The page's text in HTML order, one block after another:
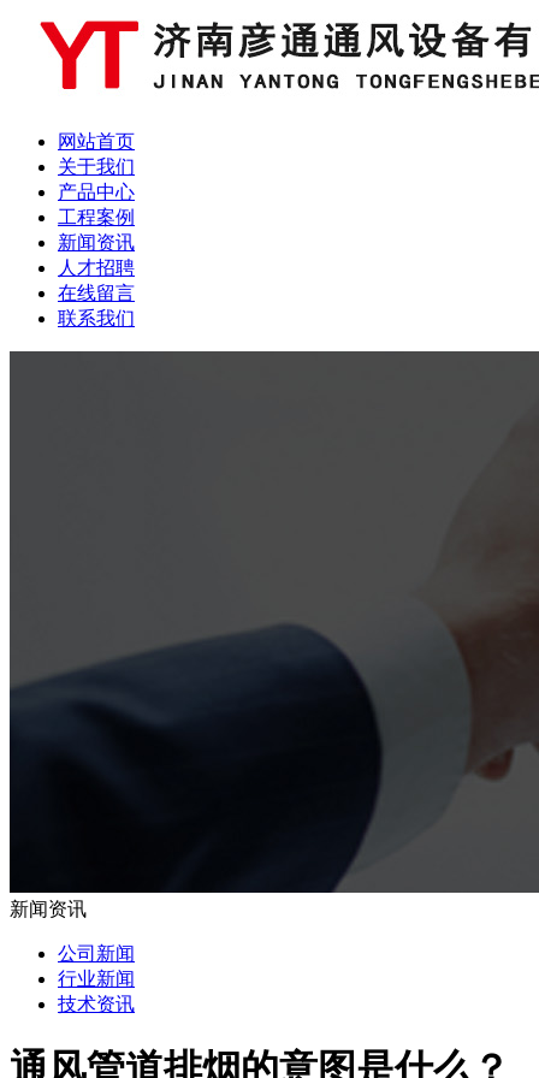
网站首页
关于我们
产品中心
工程案例
新闻资讯
人才招聘
在线留言
联系我们
新闻资讯
公司新闻
行业新闻
技术资讯
通风管道排烟的意图是什么？